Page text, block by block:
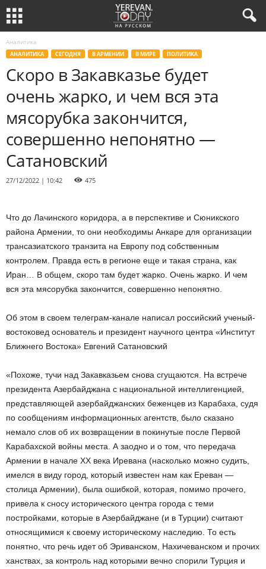
Аналитика
АНАЛИТИКА СЕГОДНЯ В АРМЕНИИ В МИРЕ ПОЛИТИКА
Скоро в Закавказье будет
очень жарко, и чем вся эта
мясорубка закончится,
совершенно непонятно —
Сатановский
27/12/2022 | 10:42 475
Что до Лачинского коридора, а в перспективе и Сюникского
района Армении, то они необходимы Анкаре для организации
трансазиатского транзита на Европу под собственным
контролем. Правда есть в регионе еще и такая страна, как
Иран… В общем, скоро там будет жарко. Очень жарко. И чем
вся эта мясорубка закончится, совершенно непонятно.
Об этом в своем телеграм-канале написал российский ученый-
востоковед основатель и президент научного центра «Институт
Ближнего Востока» Евгений Сатановский
«Похоже, тучи над Закавказьем снова сгущаются. На встрече
президента Азербайджана с национальной интеллигенцией,
представляющей азербайджанских беженцев из Карабаха, судя
по сообщениям информационных агентств, было сказано
немало слов об их возвращении в покинутые после Первой
Карабахской войны места. А заодно и о том, что передача
Армении в начале ХХ века Иревана (насколько можно судить,
имелся в виду город, который известен нам как Ереван —
столица Армении), была ошибкой, которая, помимо прочего,
привела к сносу исторического центра города с теми
постройками, которые в Азербайджане (и в Турции) считают
относящимися к своему историческому наследию. То есть
понятно, что речь идет об Эриванском, Нахичеванском и прочих
ханствах, за контроль над которыми вечно спорили Турция и